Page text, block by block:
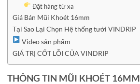
Đặt hàng từ xa
Giá Bán Mũi Khoét 16mm
Tại Sao Lại Chọn Hệ thống tưới VINDRIP
Video sản phẩm
GIÁ TRỊ CỐT LỖI CỦA VINDRIP
THÔNG TIN MŨI KHOÉT 16MM